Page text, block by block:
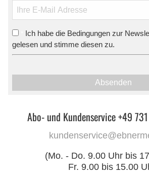
Ich habe die Bedingungen zur
gelesen und stimme diesen zu.
Absenden
Abo- und Kundenservice +49
(Mo. - Do. 9.00 Uhr bis
Fr. 9.00 bis 15.00